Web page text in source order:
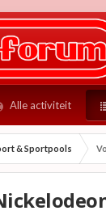
Alle activiteit
& Sportpools